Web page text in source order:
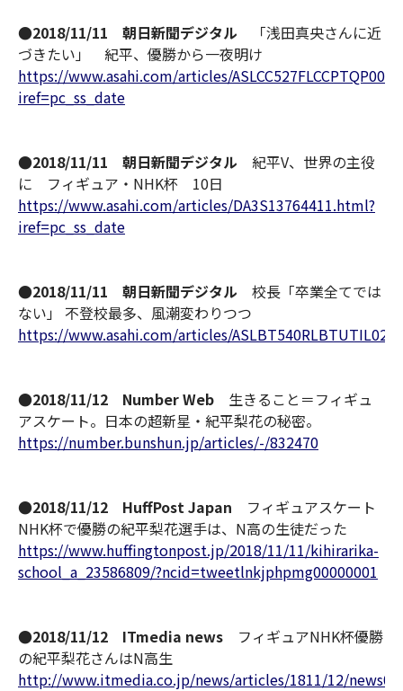
●2018/11/11 朝日新聞デジタル 「浅田真央さんに近
づきたい」 紀平、優勝から一夜明け
https://www.asahi.com/articles/
iref=pc_ss_date
●2018/11/11 朝日新聞デジタル 紀平V、世界の主役
に フィギュア・NHK杯 10日
https://www.asahi.com/articles/DA3S13764411.html?
iref=pc_ss_date
●2018/11/11 朝日新聞デジタル 校長「卒業全てでは
ない」 不登校最多、風潮変わりつつ
https://www.asahi.com/articles/
●2018/11/12 Number Web 生きること＝フィギュ
アスケート。日本の超新星・紀平梨花の秘密。
https://number.bunshun.jp/articles/-/832470
●2018/11/12 HuffPost Japan フィギュアスケート
NHK杯で優勝の紀平梨花選手は、N高の生徒だった
https://www.huffingtonpost.jp/2018/11/11/kihirarika-
school_a_23586809/?ncid=tweetlnkjphpmg00000001
●2018/11/12 ITmedia news フィギュアNHK杯優勝
の紀平梨花さんはN高生
http://www.itmedia.co.jp/news/articles/1811/12/